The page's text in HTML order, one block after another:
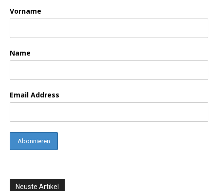
Vorname
Name
Email Address
Neuste Artikel